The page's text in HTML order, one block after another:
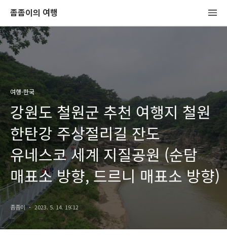
좀좀이의 여행
여행-한국
강원도 철원군 추천 여행지 철원
한탄강 주상절리길 잔도
유네스코 세계 지질공원 (순담
매표소 방향, 드르니 매표소 방향)
좀좀이 2023. 5. 14. 19:12